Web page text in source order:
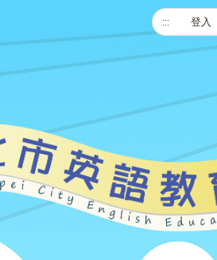
::: 登入